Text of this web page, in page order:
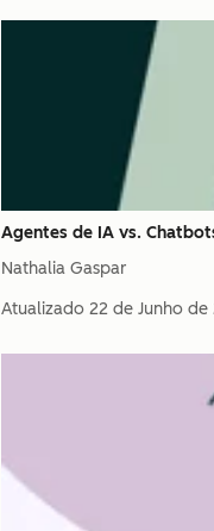
Agentes de IA vs.
Nathalia Gaspar
Atualizado 22 de Junho de